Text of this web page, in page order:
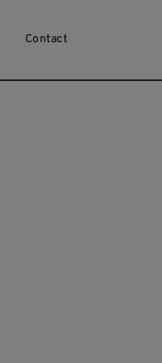
Contact